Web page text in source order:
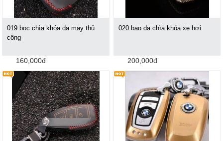
019 bọc chìa khóa da may thủ
công
160,000đ
020 bao da chìa khóa xe hơi
200,000đ